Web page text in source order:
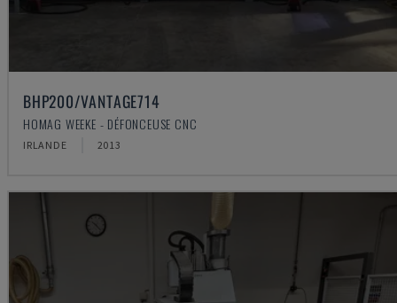
BHP200/VANTAGE714
HOMAG WEEKE - DÉFONCEUSE CNC
IRLANDE 2013